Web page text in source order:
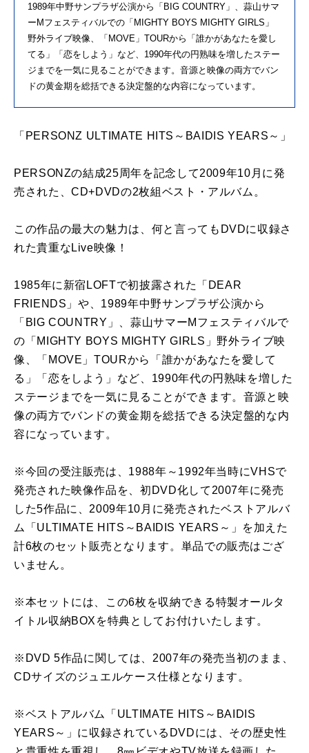
1989年中野サンプラザ公演から「BIG COUNTRY」、蒜山サマ
ーMフェスティバルでの「MIGHTY BOYS MIGHTY GIRLS」
野外ライブ映像、「MOVE」TOURから「誰かがあなたを愛し
てる」「恋をしよう」など、1990年代の円熟味を増したステー
ジまでを一気に見ることができます。音源と映像の両方でバン
ドの黄金期を総括できる決定盤的な内容になっています。
「PERSONZ ULTIMATE HITS～BAIDIS YEARS～」
PERSONZの結成25周年を記念して2009年10月に発
売された、CD+DVDの2枚組ベスト・アルバム。
この作品の最大の魅力は、何と言ってもDVDに収録さ
れた貴重なLive映像！
1985年に新宿LOFTで初披露された「DEAR
FRIENDS」や、1989年中野サンプラザ公演から
「BIG COUNTRY」、蒜山サマーMフェスティバルで
の「MIGHTY BOYS MIGHTY GIRLS」野外ライブ映
像、「MOVE」TOURから「誰かがあなたを愛して
る」「恋をしよう」など、1990年代の円熟味を増した
ステージまでを一気に見ることができます。音源と映
像の両方でバンドの黄金期を総括できる決定盤的な内
容になっています。
※今回の受注販売は、1988年～1992年当時にVHSで
発売された映像作品を、初DVD化して2007年に発売
した5作品に、2009年10月に発売されたベストアルバ
ム「ULTIMATE HITS～BAIDIS YEARS～」を加えた
計6枚のセット販売となります。単品での販売はござ
いません。
※本セットには、この6枚を収納できる特製オールタ
イトル収納BOXを特典としてお付けいたします。
※DVD 5作品に関しては、2007年の発売当初のまま、
CDサイズのジュエルケース仕様となります。
※ベストアルバム「ULTIMATE HITS～BAIDIS
YEARS～」に収録されているDVDには、その歴史性